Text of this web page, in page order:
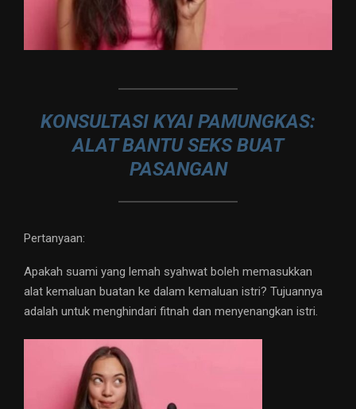
KONSULTASI KYAI PAMUNGKAS:
ALAT BANTU SEKS BUAT
PASANGAN
Pertanyaan:
Apakah suami yang lemah syahwat boleh memasukkan
alat kemaluan buatan ke dalam kemaluan istri? Tujuannya
adalah untuk menghindari fitnah dan menyenangkan istri.